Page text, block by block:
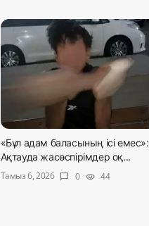
«Бұл адам баласының ісі емес»:
Ақтауда жасөспірімдер оқ...
Тамыз 6, 2026
chat_bubble 0 visibility 44